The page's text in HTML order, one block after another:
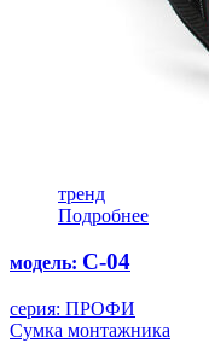
тренд
Подробнее
модель: С-04
серия: ПРОФИ
Сумка монтажника